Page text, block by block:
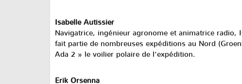
Isabelle Autissier
Navigatrice, ingénieur agronome et animatrice
fait partie de nombreuses expéditions au Nord
Ada 2 » le voilier polaire de l’expédition.
Erik Orsenna